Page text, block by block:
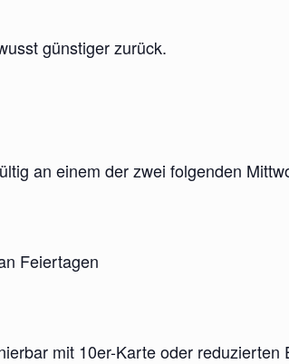
günstiger zurück.
an einem der zwei folgenden
Feiertagen
mit 10er-Karte oder reduzierten